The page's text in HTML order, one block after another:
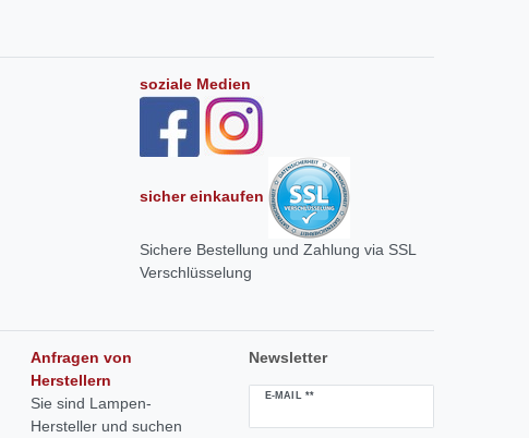
soziale Medien
sicher einkaufen
Sichere Bestellung und Zahlung via SSL
Verschlüsselung
Anfragen von
Herstellern
Sie sind Lampen-
Hersteller und suchen
Newsletter
E-MAIL **
Newsletter